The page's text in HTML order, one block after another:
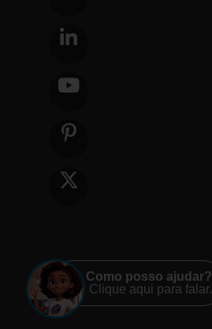
Como posso ajudar?
Clique aqui para falar.